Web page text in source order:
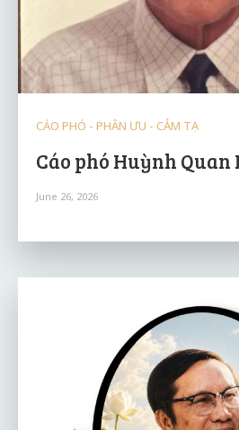
CÁO PHÓ - PHÂN ƯU - CẢM TẠ
Cáo phó Huỳnh Quan
June 26, 2026